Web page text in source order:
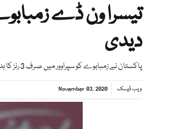
تیسرا ون ڈے
دیدی
پاکستان نے زمبابوے کو سپراوور میں صرف 3 رنز کا ہدف دیا تھا
ویب ڈیسک November 03, 2020